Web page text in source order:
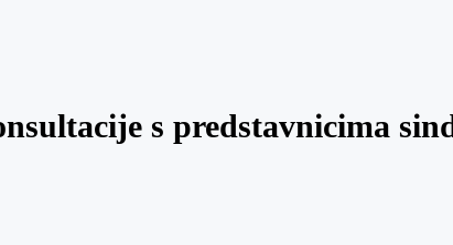
s predstavnicima